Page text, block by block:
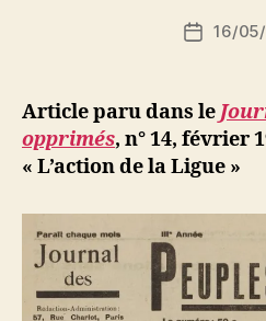
Date16/
Article paru dans le
opprimés, n° 14, février
« L’action de la Ligue »